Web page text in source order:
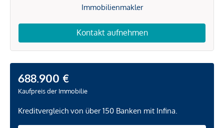
Immobilienmakler
Kontakt aufnehmen
688.900 €
Kaufpreis der Immobilie
Kreditvergleich von über 150 Banken mit Infina.